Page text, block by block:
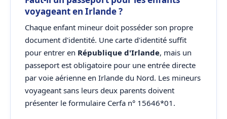
voyageant en Irlande ?
Chaque enfant mineur doit posséder son propre
document d'identité. Une carte d'identité suffit
pour entrer en République d'Irlande, mais un
passeport est obligatoire pour une entrée directe
par voie aérienne en Irlande du Nord. Les mineurs
voyageant sans leurs deux parents doivent
présenter le formulaire Cerfa n° 15646*01.